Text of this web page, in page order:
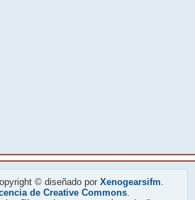
© diseñado por Xenogearsifm.
de Creative Commons.